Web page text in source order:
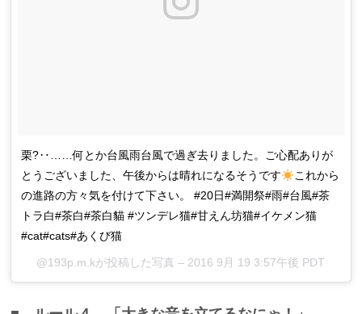
栗?‥……何とか台風雨台風で過ぎ去りました。ご心配ありが
とうございました、午後からは晴れになるそうです
これから
の進路の方々気を付けて下さい。 #20日#満開祭#雨#台風#茶
トラ白#茶白#茶白貓 #ツンデレ猫#甘えん坊猫#イケメン猫
#cat#cats#あくび猫
@193p.m.kが投稿した写真 – 2016 9月 19 3:57午後 PDT